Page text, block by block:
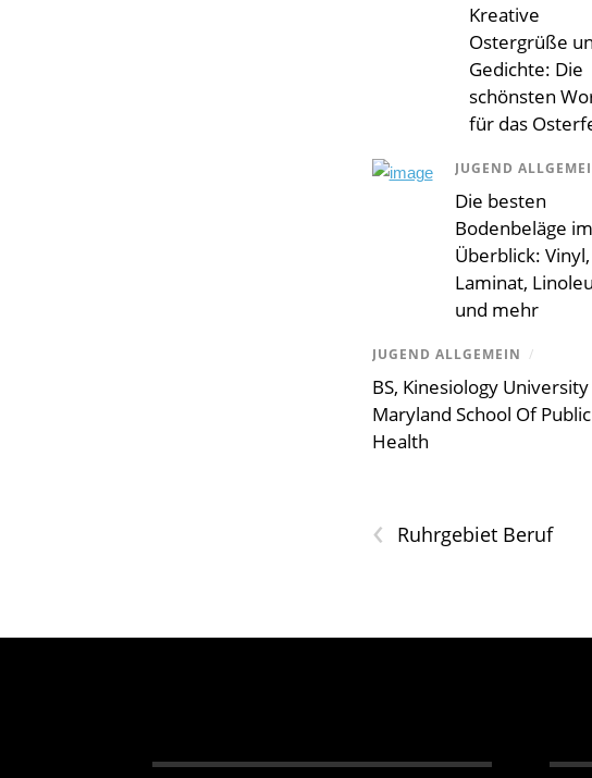
Kreative
Ostergrüße
Gedichte: Die
schönsten
für das
JUGEND
Die besten
Bodenbeläge im
Überblick: Vinyl,
Laminat,
und mehr
JUGEND ALLGEMEIN /
BS, Kinesiology
Maryland School Of Public
Health
‹ Ruhrgebiet Beruf